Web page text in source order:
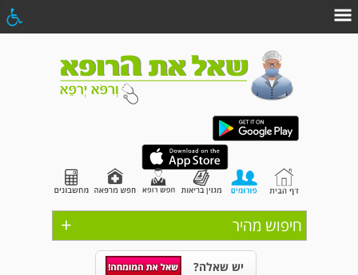
+ חיפוש מהיר
יש שאלה?